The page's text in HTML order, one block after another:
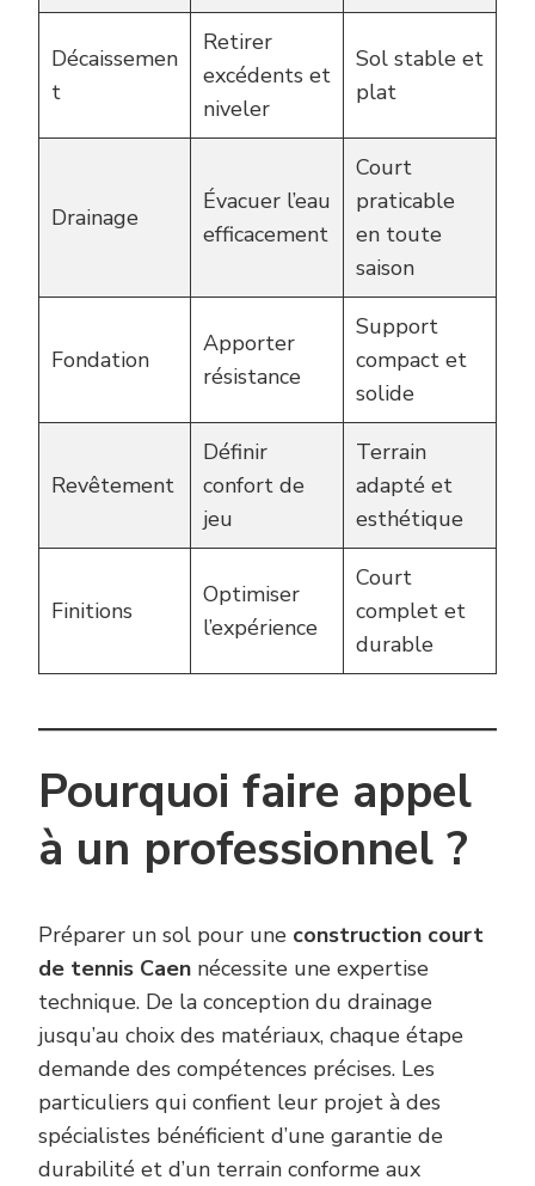
Décaissemen
t
Retirer
excédents et
niveler
Sol stable et
plat
Drainage
Évacuer l’eau
efficacement
Court
praticable
en toute
saison
Fondation
Apporter
résistance
Support
compact et
solide
Revêtement
Définir
confort de
jeu
Terrain
adapté et
esthétique
Finitions
Optimiser
l’expérience
Court
complet et
durable
Pourquoi faire appel
à un professionnel ?
Préparer un sol pour une construction court
de tennis Caen nécessite une expertise
technique. De la conception du drainage
jusqu’au choix des matériaux, chaque étape
demande des compétences précises. Les
particuliers qui confient leur projet à des
spécialistes bénéficient d’une garantie de
durabilité et d’un terrain conforme aux